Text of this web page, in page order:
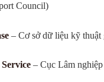
Council)
– Cơ sở dữ liệu kỹ thuật
– Cục Lâm